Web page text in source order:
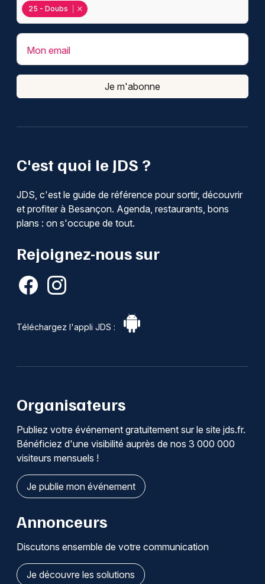
C'est quoi le JDS ?
JDS, c'est le guide de référence pour sortir, découvrir
et profiter à Besançon. Agenda, restaurants, bons
plans : on s'occupe de tout.
Rejoignez-nous sur
Téléchargez l'appli JDS :
25 - Doubs
Mon email
Je m'abonne
Organisateurs
Publiez votre événement gratuitement sur le site jds.fr.
Bénéficiez d'une visibilité auprès de nos 3 000 000
visiteurs mensuels !
Je publie mon événement
Annonceurs
Discutons ensemble de votre communication
Je découvre les solutions